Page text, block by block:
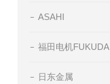
ASAHI
福田电机FUKUDA
日东金属